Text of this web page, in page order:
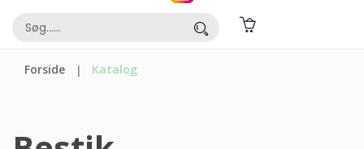
Forside Katalog